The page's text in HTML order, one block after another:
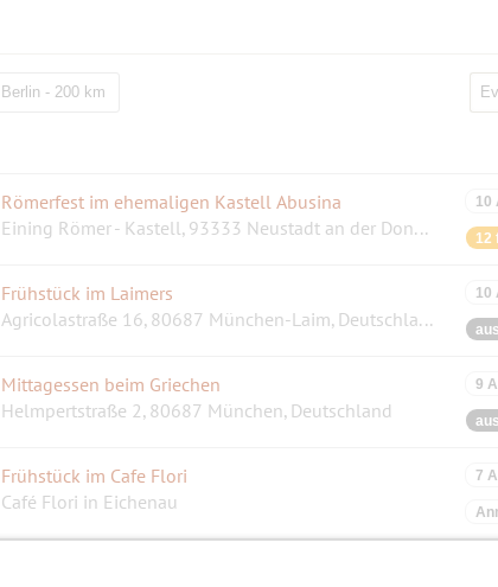
Berlin - 200 km
Römerfest im ehemaligen Kastell Abusina
Eining Römer - Kastell, 93333 Neustadt an der Donau, Germany
10
12
Frühstück im Laimers
Agricolastraße 16, 80687 München-Laim, Deutschland
10
Mittagessen beim Griechen
Helmpertstraße 2, 80687 München, Deutschland
9
Frühstück im Cafe Flori
Café Flori in Eichenau
7